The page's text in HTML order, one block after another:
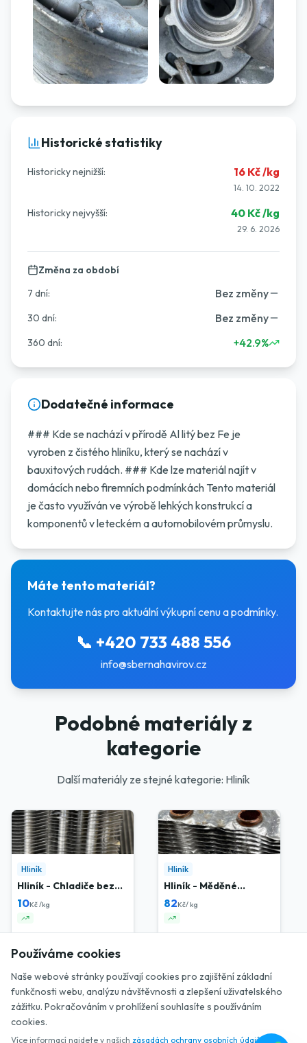
Používáme cookies
Naše webové stránky používají cookies pro zajištění základní
funkčnosti webu, analýzu návštěvnosti a zlepšení uživatelského
zážitku. Pokračováním v prohlížení souhlasíte s používáním
cookies.
Více informací najdete v našich zásadách ochrany osobních údajů.
🧮 Novinka: spočítej si výkup!
Historické statistiky
Historicky nejnižší: 16 Kč /kg
14. 10. 2022
Historicky nejvyšší: 40 Kč /kg
29. 6. 2026
Změna za období
7 dní: Bez změny
30 dní: Bez změny
360 dní: +42.9%
Dodatečné informace
### Kde se nachází v přírodě Al litý bez Fe je
vyroben z čistého hliníku, který se nachází v
bauxitových rudách. ### Kde lze materiál najít v
domácích nebo firemních podmínkách Tento materiál
je často využíván ve výrobě lehkých konstrukcí a
komponentů v leteckém a automobilovém průmyslu.
Máte tento materiál?
Kontaktujte nás pro aktuální výkupní cenu a podmínky.
📞 +420 733 488 556
info@sbernahavirov.cz
Podobné materiály z
kategorie
Další materiály ze stejné kategorie: Hliník
Hliník
Hliník - Chladiče bez
plastu
10Kč /kg
Hliník
Hliník - Měděné
chladiče
82Kč/ kg